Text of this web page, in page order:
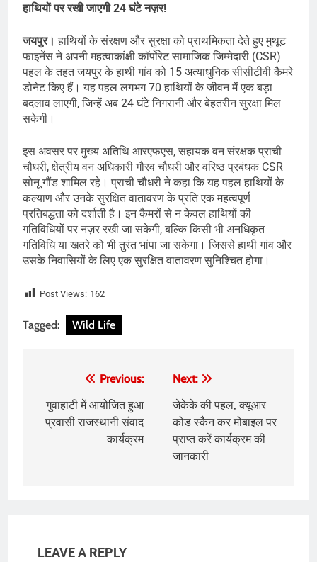
हाथियों पर रखी जाएगी 24 घंटे नज़र!
जयपुर।हाथियों के संरक्षण और सुरक्षा को प्राथमिकता देते हुए मुथूट
फाइनेंस ने अपनी महत्वाकांक्षी कॉर्पोरेट सामाजिक जिम्मेदारी (CSR)
पहल के तहत जयपुर के हाथी गांव को 15 अत्याधुनिक सीसीटीवी कैमरे
डोनेट किए हैं। यह पहल लगभग 70 हाथियों के जीवन में एक बड़ा
बदलाव लाएगी, जिन्हें अब 24 घंटे निगरानी और बेहतरीन सुरक्षा मिल
सकेगी।
इस अवसर पर मुख्य अतिथि आरएफएस, सहायक वन संरक्षक प्राची
चौधरी, क्षेत्रीय वन अधिकारी गौरव चौधरी और वरिष्ठ प्रबंधक CSR
सोनू गौंड शामिल रहे। प्राची चौधरी ने कहा कि यह पहल हाथियों के
कल्याण और उनके सुरक्षित वातावरण के प्रति एक महत्वपूर्ण
प्रतिबद्धता को दर्शाती है। इन कैमरों से न केवल हाथियों की
गतिविधियों पर नज़र रखी जा सकेगी, बल्कि किसी भी अनधिकृत
गतिविधि या खतरे को भी तुरंत भांपा जा सकेगा। जिससे हाथी गांव और
उसके निवासियों के लिए एक सुरक्षित वातावरण सुनिश्चित होगा।
Post Views: 162
Tagged: Wild Life
navigation
Previous:
गुवाहाटी में आयोजित हुआ
प्रवासी राजस्थानी संवाद
कार्यक्रम
Next:
जेकेके की पहल, क्यूआर
कोड स्कैन कर मोबाइल पर
प्राप्त करें कार्यक्रम की
जानकारी
LEAVE A REPLY